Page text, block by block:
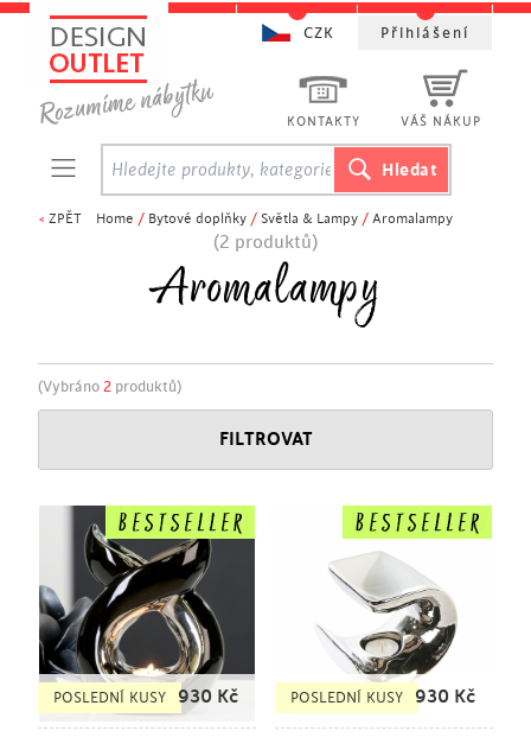
< ZPĚT Home / Bytové doplňky / Světla & Lampy / Aromalampy
(2 produktů)
Aromalampy
(Vybráno 2 produktů)
FILTROVAT
POSLEDNÍ KUSY 930 Kč POSLEDNÍ KUSY 930 Kč
KONTAKTY VÁŠ NÁKUP
CZK Přihlášení